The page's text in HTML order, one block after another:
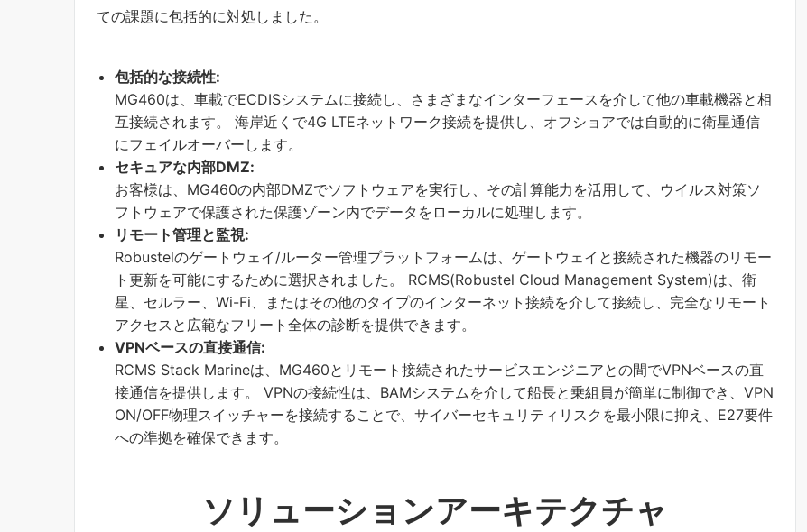
ての課題に包括的に対処しました。
包括的な接続性:
MG460は、車載でECDISシステムに接続し、さまざまなインターフェースを介して他の車載機器と相
互接続されます。 海岸近くで4G LTEネットワーク接続を提供し、オフショアでは自動的に衛星通信
にフェイルオーバーします。
セキュアな内部DMZ:
お客様は、MG460の内部DMZでソフトウェアを実行し、その計算能力を活用して、ウイルス対策ソ
フトウェアで保護された保護ゾーン内でデータをローカルに処理します。
リモート管理と監視:
Robustelのゲートウェイ/ルーター管理プラットフォームは、ゲートウェイと接続された機器のリモー
ト更新を可能にするために選択されました。 RCMS(Robustel Cloud Management System)は、衛
星、セルラー、Wi-Fi、またはその他のタイプのインターネット接続を介して接続し、完全なリモート
アクセスと広範なフリート全体の診断を提供できます。
VPNベースの直接通信:
RCMS Stack Marineは、MG460とリモート接続されたサービスエンジニアとの間でVPNベースの直
接通信を提供します。 VPNの接続性は、BAMシステムを介して船長と乗組員が簡単に制御でき、VPN
ON/OFF物理スイッチャーを接続することで、サイバーセキュリティリスクを最小限に抑え、E27要件
への準拠を確保できます。
ソリューションアーキテクチャ